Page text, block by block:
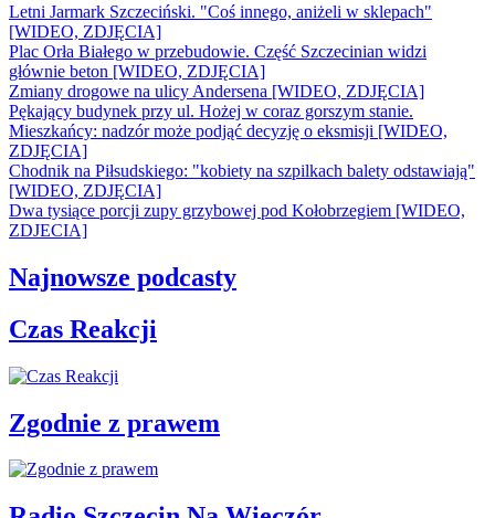
Letni Jarmark Szczeciński. "Coś innego, aniżeli w sklepach"
[WIDEO, ZDJĘCIA]
Plac Orła Białego w przebudowie. Część Szczecinian widzi
głównie beton [WIDEO, ZDJĘCIA]
Zmiany drogowe na ulicy Andersena [WIDEO, ZDJĘCIA]
Pękający budynek przy ul. Hożej w coraz gorszym stanie.
Mieszkańcy: nadzór może podjąć decyzję o eksmisji [WIDEO,
ZDJĘCIA]
Chodnik na Piłsudskiego: "kobiety na szpilkach balety odstawiają"
[WIDEO, ZDJĘCIA]
Dwa tysiące porcji zupy grzybowej pod Kołobrzegiem [WIDEO,
ZDJECIA]
Najnowsze podcasty
Czas Reakcji
Zgodnie z prawem